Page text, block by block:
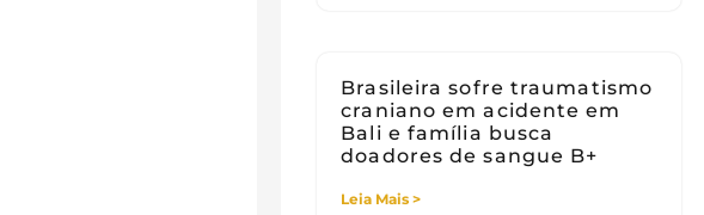
Brasileira sofre traumatismo
craniano em acidente em
Bali e família busca
doadores de sangue B+
Leia Mais >